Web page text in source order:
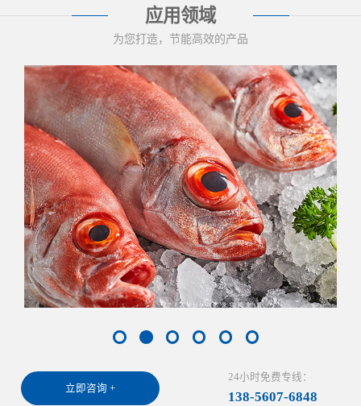
应用领域
为您打造，节能高效的产品
立即咨询 +
24小时免费专线：
138-5607-6848